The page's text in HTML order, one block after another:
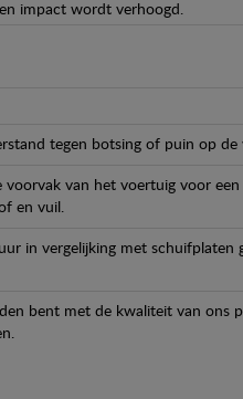
impact wordt verhoogd.
tegen botsing of puin op de
voorvak van het voertuig voor
en vuil.
in vergelijking met
bent met de kwaliteit van ons